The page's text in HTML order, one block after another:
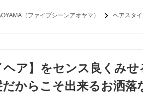
（ファイブシーンアオヤマ） ヘアスタ
ヘア】をセンス良くみ
だからこそ出来るお洒